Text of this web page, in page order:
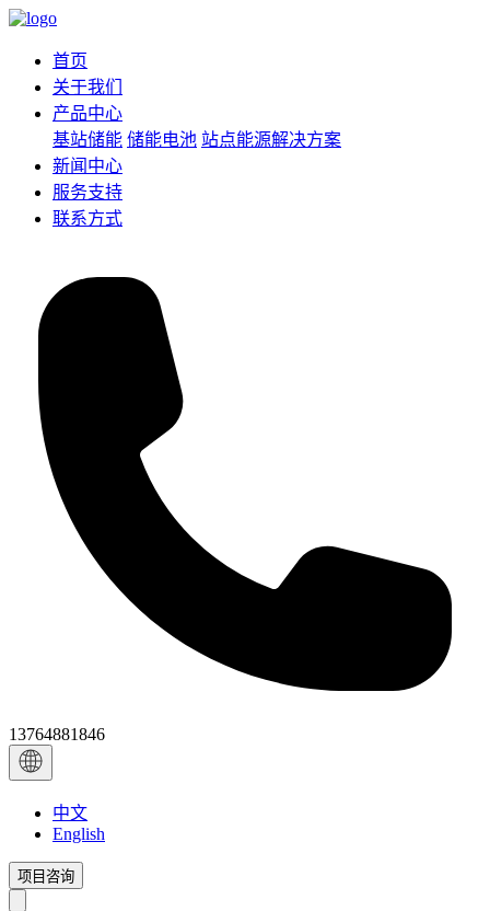
首页
关于我们
产品中心
基站储能 储能电池 站点能源解决方案
新闻中心
服务支持
联系方式
13764881846
中文
English
项目咨询